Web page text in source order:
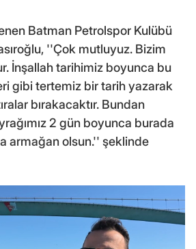
Batman Petrolspor Kulübü
''Çok mutluyuz. Bizim
İnşallah tarihimiz boyunca bu
gibi tertemiz bir tarih yazarak
bırakacaktır. Bundan
2 gün boyunca burada
armağan olsun.'' şeklinde